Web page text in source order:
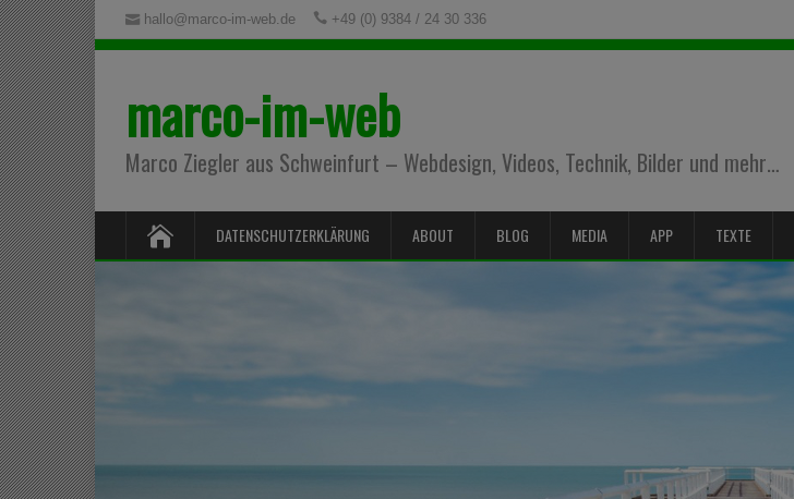
hallo@marco-im-web.de +49 (0) 9384 / 24 30 336
marco-im-web
Marco Ziegler aus Schweinfurt – Webdesign, Videos, Technik, Bilder und mehr…
DATENSCHUTZERKLÄRUNG ABOUT BLOG MEDIA APP TEXTE